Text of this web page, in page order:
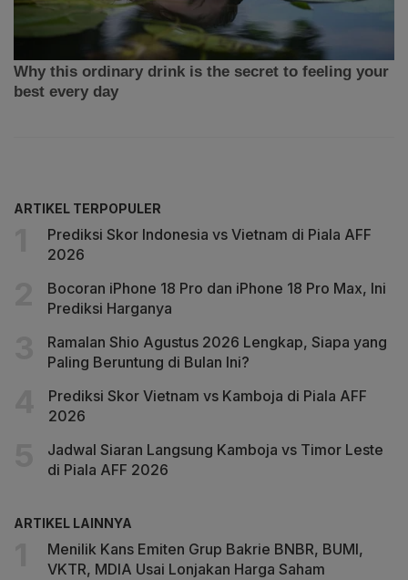
ARTIKEL TERPOPULER
Prediksi Skor Indonesia vs Vietnam di Piala AFF
2026
Bocoran iPhone 18 Pro dan iPhone 18 Pro Max, Ini
Prediksi Harganya
Ramalan Shio Agustus 2026 Lengkap, Siapa yang
Paling Beruntung di Bulan Ini?
Prediksi Skor Vietnam vs Kamboja di Piala AFF
2026
Jadwal Siaran Langsung Kamboja vs Timor Leste
di Piala AFF 2026
ARTIKEL LAINNYA
Menilik Kans Emiten Grup Bakrie BNBR, BUMI,
VKTR, MDIA Usai Lonjakan Harga Saham